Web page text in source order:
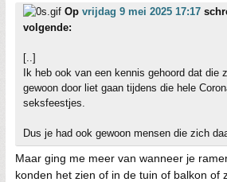
Op vrijdag 9 mei 2025 17:17
volgende:
[..]
Ik heb ook van een kennis gehoord dat die
gewoon door liet gaan tijdens die hele
seksfeestjes.
Dus je had ook gewoon mensen die zich
Maar ging me meer van wanneer je
konden het zien of in de tuin of balkon of